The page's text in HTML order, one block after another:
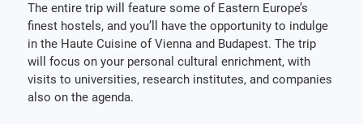
The entire trip will feature some of Eastern Europe’s
finest hostels, and you’ll have the opportunity to indulge
in the Haute Cuisine of Vienna and Budapest. The trip
will focus on your personal cultural enrichment, with
visits to universities, research institutes, and companies
also on the agenda.